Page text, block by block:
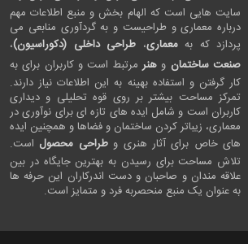
سایت هایی است که الهام بخش و منبع اطلاعات مهم
درباره معماری و طراحیست و به گردآوری منابعی می
پردازد که بهمعماری، طراحی داخلی (دکوراسیون)،
صنعت ساختمان و هنرمرتبط است و کاربران برای به
کار گرفتن و استفاده بهینه به این اطلاعات نیاز دارند.
تمرکز مساحت بیشتر بر روی قوه تحلیلی و دیداری
کاربران است و شامل ایده های تازه ای برای نوآوری در
معماری، زیباتر کردن ساختمان و فضاها و همچنین ایده
های خاص برای آثار هنری وطراحی محصول است.
تلاش مساحت برای رسیدن به بهترین جایگاه در بین
علاقه مندان و صاحبان و دست اندرکاران این حرفه ها
به عنوان یک منبع منحصربه فرد و متمایز است.